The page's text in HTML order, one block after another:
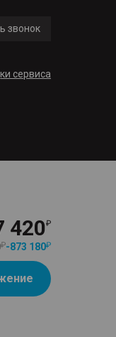
звонок
сервиса
420
-873 180